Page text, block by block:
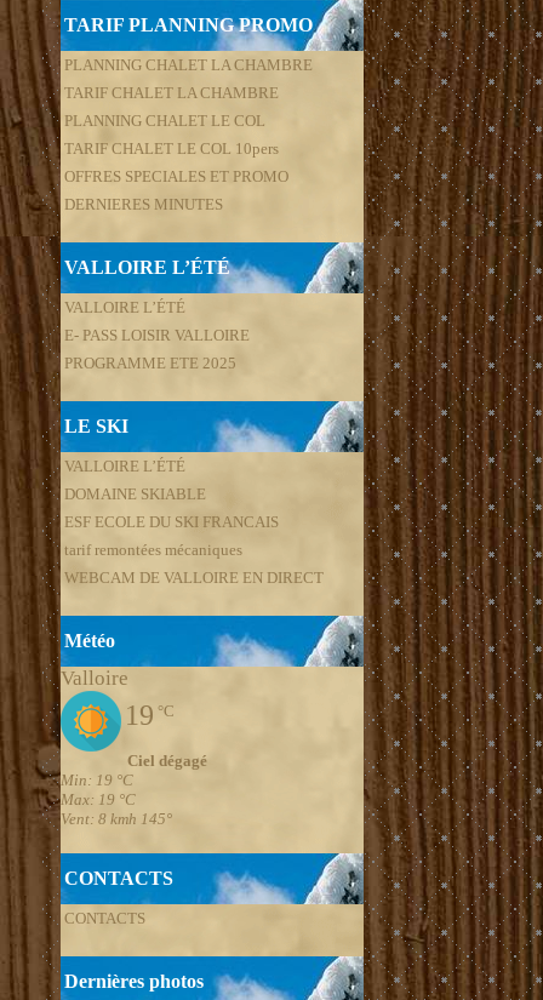
TARIF PLANNING PROMO
PLANNING CHALET LA CHAMBRE
TARIF CHALET LA CHAMBRE
PLANNING CHALET LE COL
TARIF CHALET LE COL 10pers
OFFRES SPECIALES ET PROMO
DERNIERES MINUTES
VALLOIRE L’ÉTÉ
VALLOIRE L’ÉTÉ
E- PASS LOISIR VALLOIRE
PROGRAMME ETE 2025
LE SKI
VALLOIRE L’ÉTÉ
DOMAINE SKIABLE
ESF ECOLE DU SKI FRANCAIS
tarif remontées mécaniques
WEBCAM DE VALLOIRE EN DIRECT
Météo
Valloire
19 °C
Ciel dégagé
Min: 19 °C
Max: 19 °C
Vent: 8 kmh 145°
CONTACTS
CONTACTS
Dernières photos